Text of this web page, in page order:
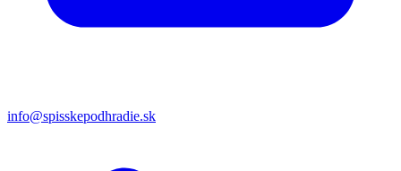
info@spisskepodhradie.sk